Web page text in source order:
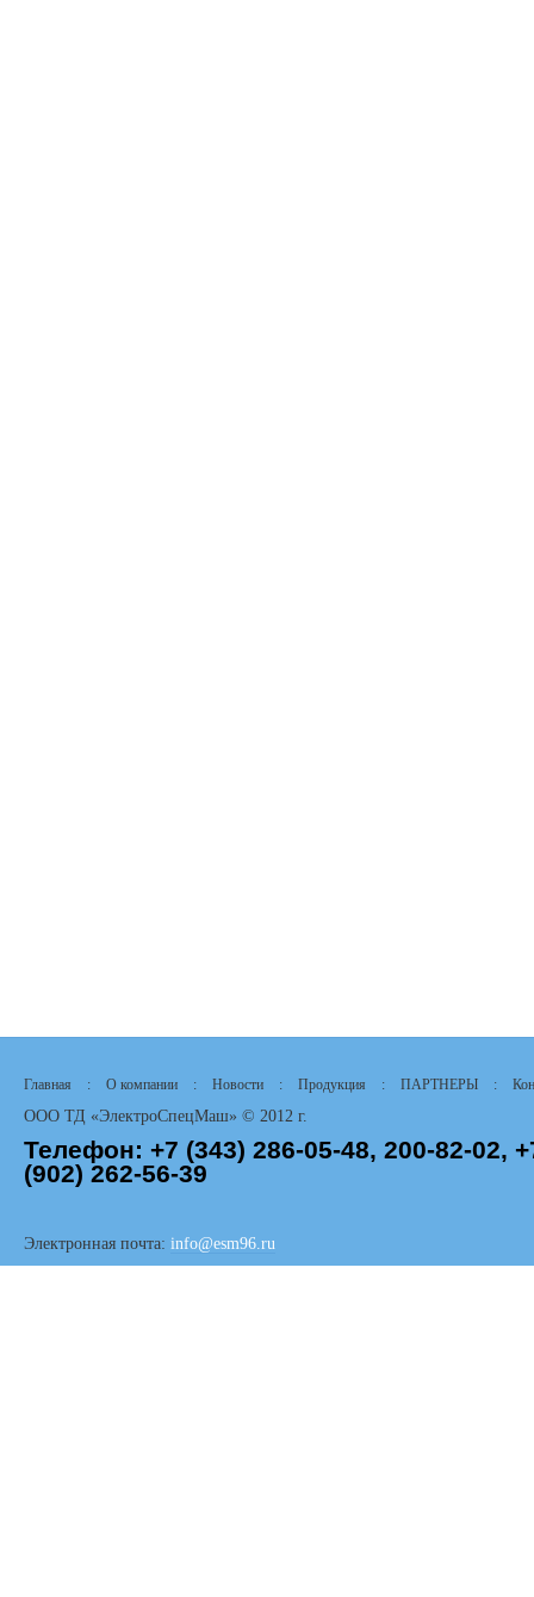
Главная : О компании : Новости : Продукция : ПАРТНЕРЫ :
ООО ТД «ЭлектроСпецМаш» © 2012 г.
Телефон: +7 (343) 286-05-48, 200-82-02,
(902) 262-56-39
Электронная почта: info@esm96.ru